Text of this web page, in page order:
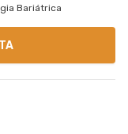
Bariátrica